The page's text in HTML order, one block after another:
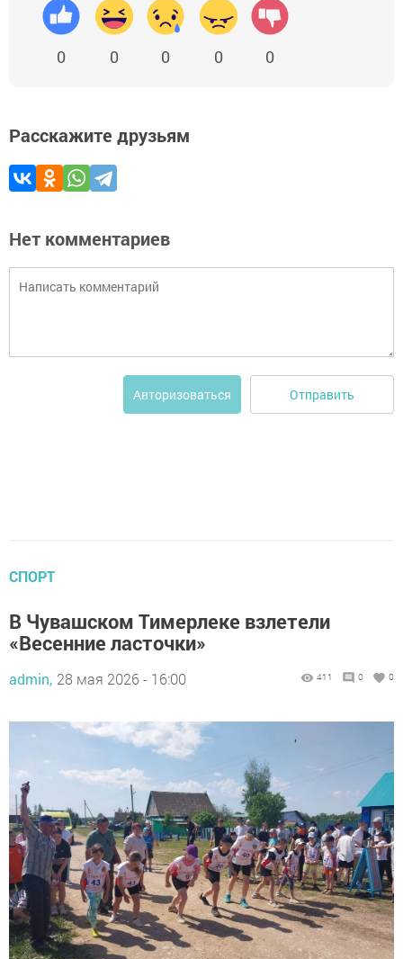
0 0 0 0 0
Расскажите друзьям
Нет комментариев
Авторизоваться Отправить
СПОРТ
В Чувашском Тимерлеке взлетели
«Весенние ласточки»
admin, 28 мая 2026 - 16:00 411 0 0